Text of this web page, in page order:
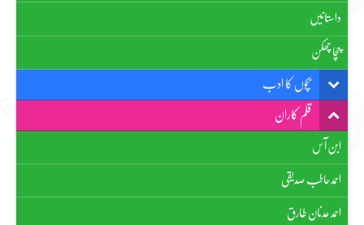
داستانیں
چچا چھکن
بچوں کا ادب
قلم کاران
ابن آس
احمد حاطب صدیقی
احمد عدنان طارق